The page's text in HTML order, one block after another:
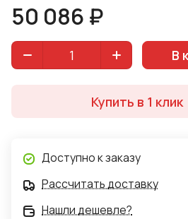
50 086 ₽
В
Купить в 1 клик
Доступно к заказу
Рассчитать доставку
Нашли дешевле?